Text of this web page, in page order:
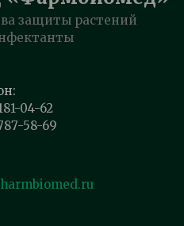
защиты растений
04-62
58-69